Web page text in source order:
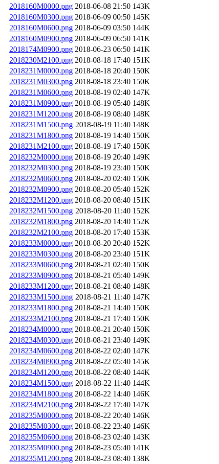
2018160M0000.png 2018-06-08 21:50 143K
2018160M0300.png 2018-06-09 00:50 145K
2018160M0600.png 2018-06-09 03:50 144K
2018160M0900.png 2018-06-09 06:50 141K
2018174M0900.png 2018-06-23 06:50 141K
2018230M2100.png 2018-08-18 17:40 151K
2018231M0000.png 2018-08-18 20:40 150K
2018231M0300.png 2018-08-18 23:40 150K
2018231M0600.png 2018-08-19 02:40 147K
2018231M0900.png 2018-08-19 05:40 148K
2018231M1200.png 2018-08-19 08:40 148K
2018231M1500.png 2018-08-19 11:40 148K
2018231M1800.png 2018-08-19 14:40 150K
2018231M2100.png 2018-08-19 17:40 150K
2018232M0000.png 2018-08-19 20:40 149K
2018232M0300.png 2018-08-19 23:40 150K
2018232M0600.png 2018-08-20 02:40 150K
2018232M0900.png 2018-08-20 05:40 152K
2018232M1200.png 2018-08-20 08:40 151K
2018232M1500.png 2018-08-20 11:40 152K
2018232M1800.png 2018-08-20 14:40 152K
2018232M2100.png 2018-08-20 17:40 153K
2018233M0000.png 2018-08-20 20:40 152K
2018233M0300.png 2018-08-20 23:40 151K
2018233M0600.png 2018-08-21 02:40 150K
2018233M0900.png 2018-08-21 05:40 149K
2018233M1200.png 2018-08-21 08:40 148K
2018233M1500.png 2018-08-21 11:40 147K
2018233M1800.png 2018-08-21 14:40 150K
2018233M2100.png 2018-08-21 17:40 150K
2018234M0000.png 2018-08-21 20:40 150K
2018234M0300.png 2018-08-21 23:40 149K
2018234M0600.png 2018-08-22 02:40 147K
2018234M0900.png 2018-08-22 05:40 145K
2018234M1200.png 2018-08-22 08:40 144K
2018234M1500.png 2018-08-22 11:40 144K
2018234M1800.png 2018-08-22 14:40 146K
2018234M2100.png 2018-08-22 17:40 147K
2018235M0000.png 2018-08-22 20:40 146K
2018235M0300.png 2018-08-22 23:40 146K
2018235M0600.png 2018-08-23 02:40 143K
2018235M0900.png 2018-08-23 05:40 141K
2018235M1200.png 2018-08-23 08:40 138K